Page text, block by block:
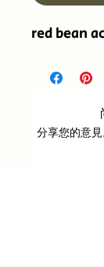
red bean
分享您的意